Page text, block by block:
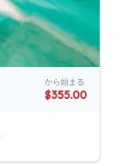
から始まる
$355.00